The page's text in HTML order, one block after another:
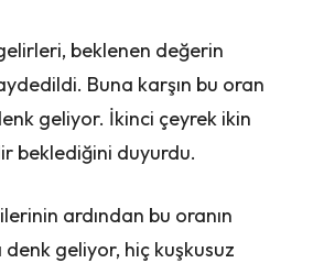
beklenen değerin
Buna karşın bu oran
geliyor. İkinci çeyrek ikin
beklediğini duyurdu.
ardından bu oranın
denk geliyor, hiç kuşkusuz